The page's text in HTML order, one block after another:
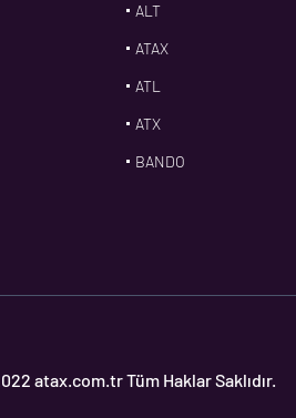
ALT
ATAX
ATL
ATX
BANDO
CPM
atax.com.tr Tüm Haklar Saklıdır.